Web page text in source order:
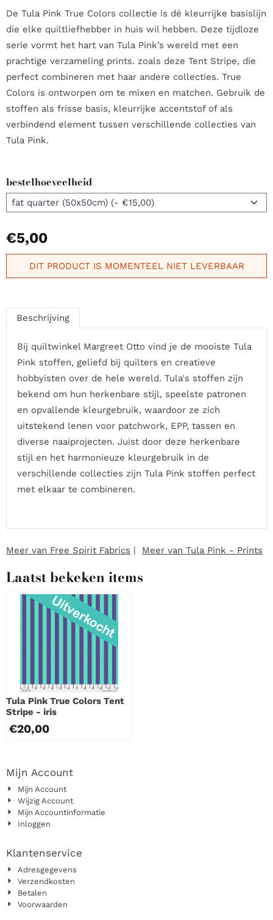
De Tula Pink True Colors collectie is dé kleurrijke basislijn
die elke quiltliefhebber in huis wil hebben. Deze tijdloze
serie vormt het hart van Tula Pink’s wereld met een
prachtige verzameling prints. zoals deze Tent Stripe, die
perfect combineren met haar andere collecties. True
Colors is ontworpen om te mixen en matchen. Gebruik de
stoffen als frisse basis, kleurrijke accentstof of als
verbindend element tussen verschillende collecties van
Tula Pink.
bestelhoeveelheid
€5,00
DIT PRODUCT IS MOMENTEEL NIET LEVERBAAR
Beschrijving
Bij quiltwinkel Margreet Otto vind je de mooiste Tula
Pink stoffen, geliefd bij quilters en creatieve
hobbyisten over de hele wereld. Tula's stoffen zijn
bekend om hun herkenbare stijl, speelste patronen
en opvallende kleurgebruik, waardoor ze zich
uitstekend lenen voor patchwork, EPP, tassen en
diverse naaiprojecten. Juist door deze herkenbare
stijl en het harmonieuze kleurgebruik in de
verschillende collecties zijn Tula Pink stoffen perfect
met elkaar te combineren.
Meer van Free Spirit Fabrics | Meer van Tula Pink - Prints
Laatst bekeken items
Tula Pink True Colors Tent
Stripe - iris
€20,00
Mijn Account
Mijn Account
Wijzig Account
Mijn Accountinformatie
Inloggen
Klantenservice
Adresgegevens
Verzendkosten
Betalen
Voorwaarden